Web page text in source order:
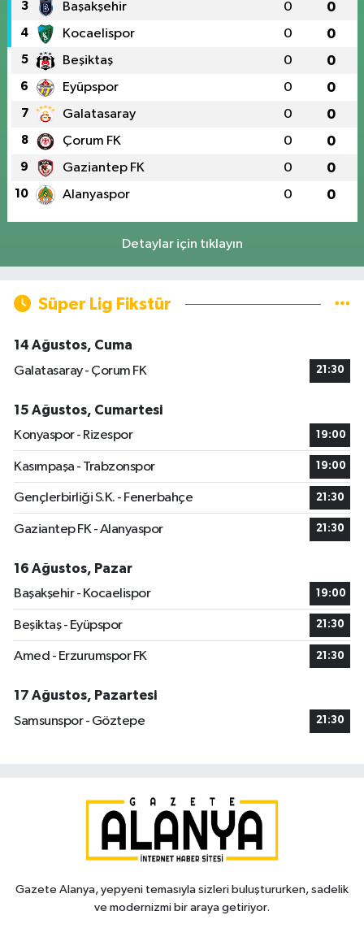
3 Başakşehir 0 0
4 Kocaelispor 0 0
5 Beşiktaş 0 0
6 Eyüpspor 0 0
7 Galatasaray 0 0
8 Çorum FK 0 0
9 Gaziantep FK 0 0
10 Alanyaspor 0 0
Detaylar için tıklayın
Süper Lig Fikstür
14 Ağustos, Cuma
Galatasaray - Çorum FK
21:30
15 Ağustos, Cumartesi
Konyaspor - Rizespor
19:00
Kasımpaşa - Trabzonspor 19:00
Gençlerbirliği S.K. - Fenerbahçe 21:30
Gaziantep FK - Alanyaspor 21:30
16 Ağustos, Pazar
Başakşehir - Kocaelispor
19:00
Beşiktaş - Eyüpspor 21:30
Amed - Erzurumspor FK 21:30
17 Ağustos, Pazartesi
Samsunspor - Göztepe
21:30
Gazete Alanya, yepyeni temasıyla sizleri buluştururken, sadelik
ve modernizmi bir araya getiriyor.